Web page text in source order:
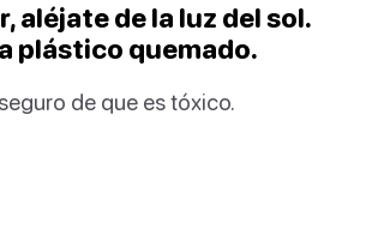
aléjate de la luz del sol.
plástico quemado.
de que es tóxico.